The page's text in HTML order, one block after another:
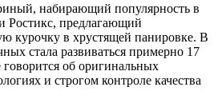
набирающий популярность в
Ростикс, предлагающий
курочку в хрустящей панировке. В
стала развиваться примерно 17
говорится об оригинальных
и строгом контроле качества